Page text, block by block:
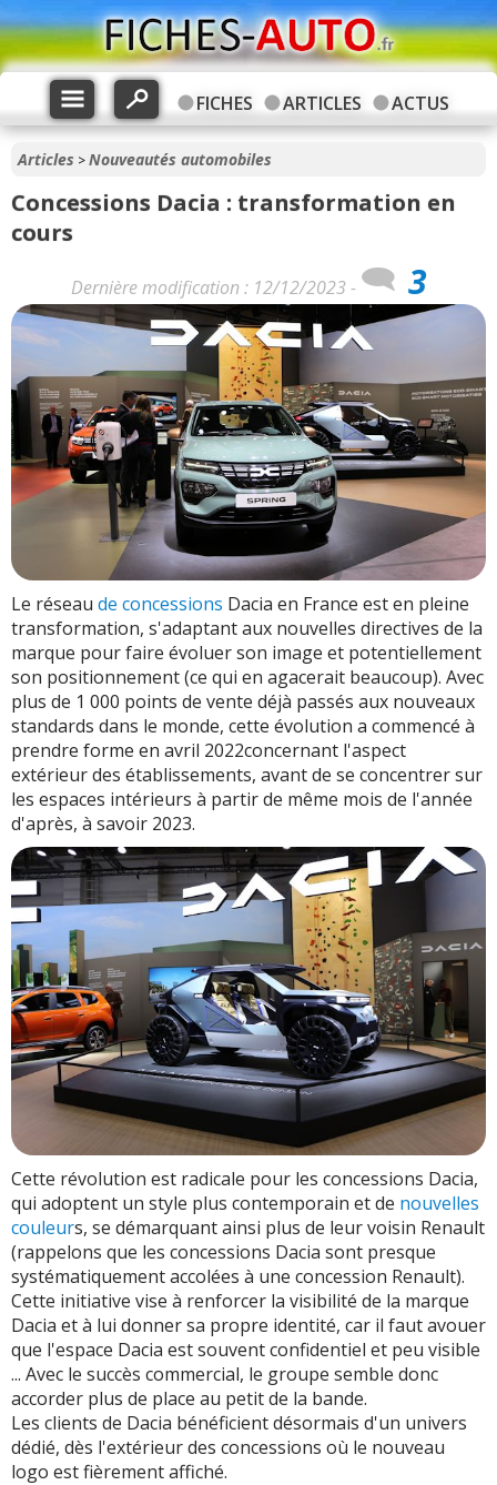
FICHES ARTICLES ACTUS
Articles >Nouveautés automobiles
Concessions Dacia : transformation en
cours
Dernière modification : 12/12/2023 - 3
Le réseau de concessions Dacia en France est en pleine
transformation, s'adaptant aux nouvelles directives de la
marque pour faire évoluer son image et potentiellement
son positionnement (ce qui en agacerait beaucoup). Avec
plus de 1 000 points de vente déjà passés aux nouveaux
standards dans le monde, cette évolution a commencé à
prendre forme en avril 2022concernant l'aspect
extérieur des établissements, avant de se concentrer sur
les espaces intérieurs à partir de même mois de l'année
d'après, à savoir 2023.
Cette révolution est radicale pour les concessions Dacia,
qui adoptent un style plus contemporain et de nouvelles
couleurs, se démarquant ainsi plus de leur voisin Renault
(rappelons que les concessions Dacia sont presque
systématiquement accolées à une concession Renault).
Cette initiative vise à renforcer la visibilité de la marque
Dacia et à lui donner sa propre identité, car il faut avouer
que l'espace Dacia est souvent confidentiel et peu visible
... Avec le succès commercial, le groupe semble donc
accorder plus de place au petit de la bande.
Les clients de Dacia bénéficient désormais d'un univers
dédié, dès l'extérieur des concessions où le nouveau
logo est fièrement affiché.